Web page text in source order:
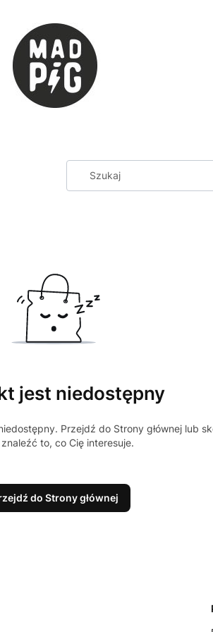
jest niedostępny
Przejdź do Strony głównej lub
to, co Cię interesuje.
do Strony głównej